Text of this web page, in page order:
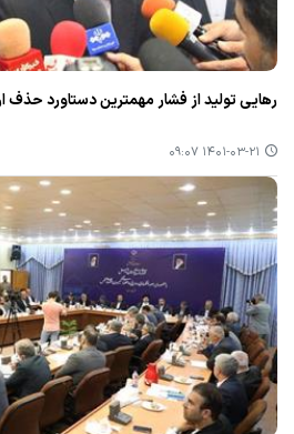
رهایی تولید از فشار مهمترین دستاورد حذف
۱۴۰۱-۰۳-۲۱ ۰۹:۰۷